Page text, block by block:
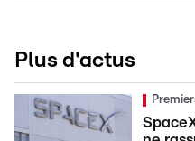
Plus d'actus